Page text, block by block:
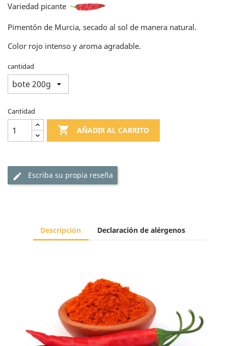
Variedad picante
Pimentón de Murcia, secado al sol de manera natural.
Color rojo intenso y aroma agradable.
cantidad
Cantidad
 AÑADIR AL CARRITO
edit Escriba su propia reseña
Descripción Declaración de alérgenos